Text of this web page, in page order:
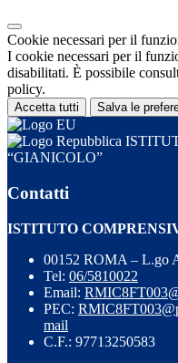
Cookie necessari per il
I cookie necessari per il
disabilitati. È possibile
policy.
Accetta tutti Salva le
“GIANICOLO”
Contatti
ISTITUTO
00152 ROMA – L.go
Tel: 06/5810022
Email:
PEC:
mail
C.F.: 97713250583